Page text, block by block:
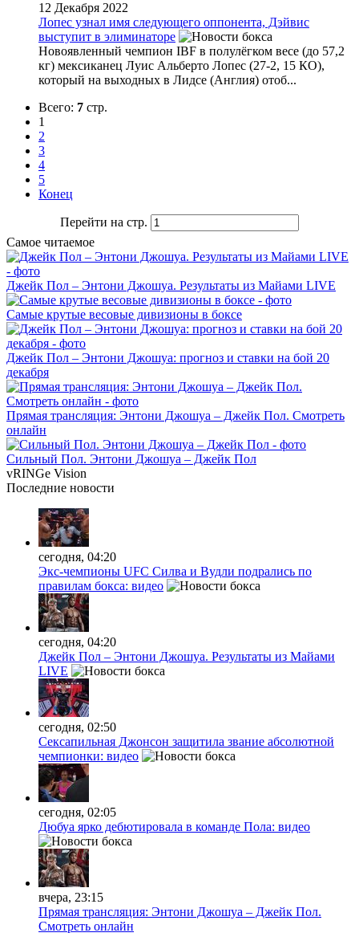
12 Декабря 2022
Лопес узнал имя следующего оппонента, Дэйвис
выступит в элиминаторе
Новоявленный чемпион IBF в полулёгком весе (до 57,2
кг) мексиканец Луис Альберто Лопес (27-2, 15 КО),
который на выходных в Лидсе (Англия) отоб...
Всего: 7 стр.
1
2
3
4
5
Конец
Перейти на стр.
Самое читаемое
Джейк Пол – Энтони Джошуа. Результаты из Майами LIVE
Самые крутые весовые дивизионы в боксе
Джейк Пол – Энтони Джошуа: прогноз и ставки на бой 20
декабря
Прямая трансляция: Энтони Джошуа – Джейк Пол. Смотреть
онлайн
Сильный Пол. Энтони Джошуа – Джейк Пол
vRINGe Vision
Последние новости
сегодня, 04:20
Экс-чемпионы UFC Силва и Вудли подрались по
правилам бокса: видео
сегодня, 04:20
Джейк Пол – Энтони Джошуа. Результаты из Майами
LIVE
сегодня, 02:50
Сексапильная Джонсон защитила звание абсолютной
чемпионки: видео
сегодня, 02:05
Дюбуа ярко дебютировала в команде Пола: видео
вчера, 23:15
Прямая трансляция: Энтони Джошуа – Джейк Пол.
Смотреть онлайн